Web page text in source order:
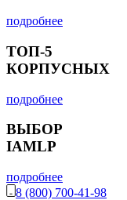
подробнее
ТОП-5
КОРПУСНЫХ
подробнее
ВЫБОР
IAMLP
подробнее
8 (800) 700-41-98